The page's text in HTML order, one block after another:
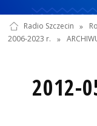
Radio Szczecin »
2006-2023 r.
»
2012-